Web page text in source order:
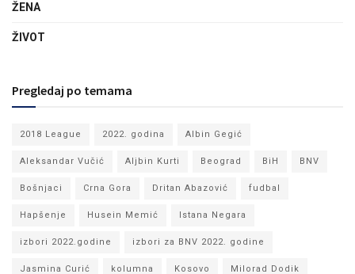
ŽENA
ŽIVOT
Pregledaj po temama
2018 League 2022. godina Albin Gegić
Aleksandar Vučić Aljbin Kurti Beograd BiH BNV
Bošnjaci Crna Gora Dritan Abazović fudbal
Hapšenje Husein Memić Istana Negara
izbori 2022.godine izbori za BNV 2022. godine
Jasmina Curić kolumna Kosovo Milorad Dodik